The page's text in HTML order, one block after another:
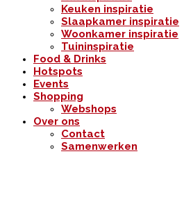
Keuken inspiratie
Slaapkamer inspiratie
Woonkamer inspiratie
Tuininspiratie
Food & Drinks
Hotspots
Events
Shopping
Webshops
Over ons
Contact
Samenwerken